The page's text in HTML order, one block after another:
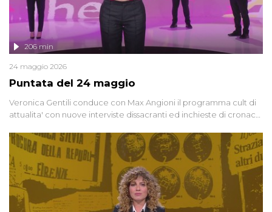
Puntata del 24 maggio
206 min
24 maggio 2026
Veronica Gentili conduce con Max Angioni il programma cult di
attualita' con nuove interviste dissacranti ed inchieste di cronaca